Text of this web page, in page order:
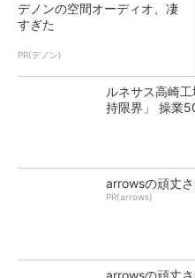
デノンの空間オーディオ、凄
すぎた
PR(デノン)
ルネサス高崎
持限界」 操業
arrowsの頑丈
PR(arrows)
arrowsの頑丈